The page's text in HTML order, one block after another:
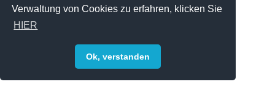
Verwaltung von Cookies zu erfahren, klicken Sie
HIER
Ok, verstanden